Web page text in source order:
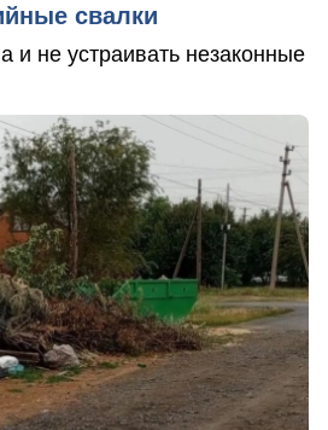
свалки
и не устраивать незаконные